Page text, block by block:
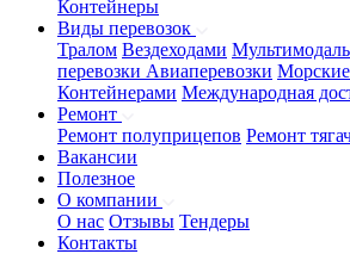
Контейнеры
Виды перевозок
Тралом Вездеходами
перевозки Авиаперевозки
Контейнерами Международная
Ремонт
Ремонт полуприцепов Ремонт
Вакансии
Полезное
О компании
О нас Отзывы Тендеры
Контакты